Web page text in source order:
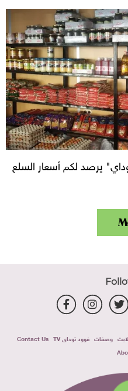
يرصد لكم أسعار السلع
وصفات فوود توداى TV
Contact Us